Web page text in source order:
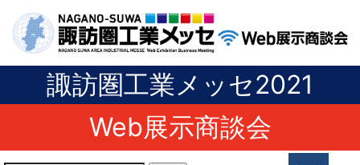
諏訪圏工業メッセ2021
Web展示商談会